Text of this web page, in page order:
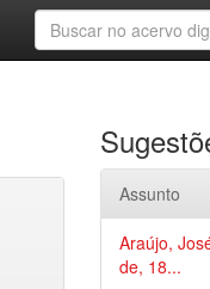
Assunto
Araújo,
de, 18...